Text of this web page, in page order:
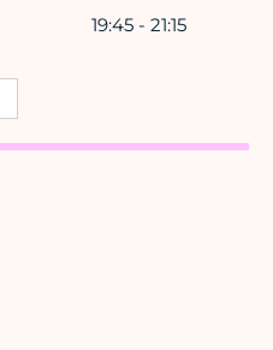
19:45 - 21:15